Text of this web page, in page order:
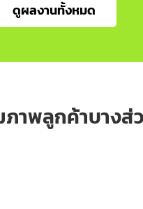
ดูผลงานทั้งหมด
ภาพลูกค้าบางส่